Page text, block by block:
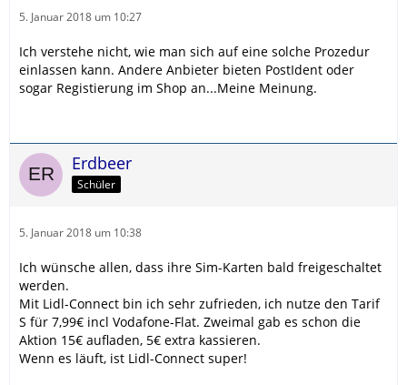
5. Januar 2018 um 10:27
Ich verstehe nicht, wie man sich auf eine solche Prozedur
einlassen kann. Andere Anbieter bieten PostIdent oder
sogar Registierung im Shop an...Meine Meinung.
Erdbeer
Schüler
5. Januar 2018 um 10:38
Ich wünsche allen, dass ihre Sim-Karten bald freigeschaltet
werden.
Mit Lidl-Connect bin ich sehr zufrieden, ich nutze den Tarif
S für 7,99€ incl Vodafone-Flat. Zweimal gab es schon die
Aktion 15€ aufladen, 5€ extra kassieren.
Wenn es läuft, ist Lidl-Connect super!